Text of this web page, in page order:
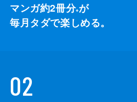
マンガ約2冊分※が
毎月タダで楽しめる。
02